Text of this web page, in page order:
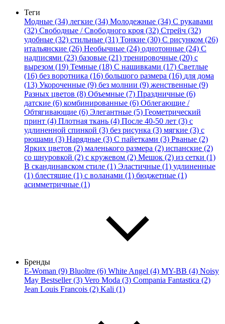
Теги
Модные (34) легкие (34) Молодежные (34) С рукавами
(32) Свободные / Свободного кроя (32) Стрейч (32)
удобные (32) стильные (31) Тонкие (30) С рисунком (26)
итальянские (26) Необычные (24) однотонные (24) С
надписями (23) базовые (21) тренировочные (20) с
вырезом (19) Темные (18) С нашивками (17) Светлые
(16) без воротника (16) большого размера (16) для дома
(13) Укороченные (9) без молнии (9) женственные (9)
Разных цветов (8) Объемные (7) Праздничные (6)
датские (6) комбинированные (6) Облегающие /
Обтягивающие (6) Элегантные (5) Геометрический
принт (4) Плотная ткань (4) После 40-50 лет (3) с
удлиненной спинкой (3) без рисунка (3) мягкие (3) с
рюшами (3) Нарядные (3) С пайетками (3) Рваные (2)
Ярких цветов (2) маленького размера (2) испанские (2)
со шнуровкой (2) с кружевом (2) Мешок (2) из сетки (1)
В скандинавском стиле (1) Эластичные (1) удлиненные
(1) блестящие (1) с воланами (1) бюджетные (1)
асимметричные (1)
Бренды
E-Woman (9) Bluoltre (6) White Angel (4) MY-BB (4) Noisy
May Bestseller (3) Vero Moda (3) Compania Fantastica (2)
Jean Louis Francois (2) Kali (1)